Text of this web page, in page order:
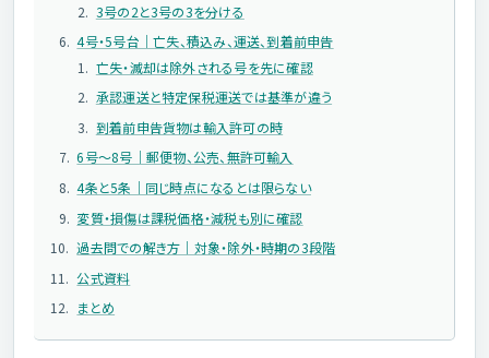
3号の2と3号の3を分ける
4号・5号台｜亡失、積込み、運送、到着前申告
亡失・滅却は除外される号を先に確認
承認運送と特定保税運送では基準が違う
到着前申告貨物は輸入許可の時
6号〜8号｜郵便物、公売、無許可輸入
4条と5条｜同じ時点になるとは限らない
変質・損傷は課税価格・減税も別に確認
過去問での解き方｜対象・除外・時期の3段階
公式資料
まとめ